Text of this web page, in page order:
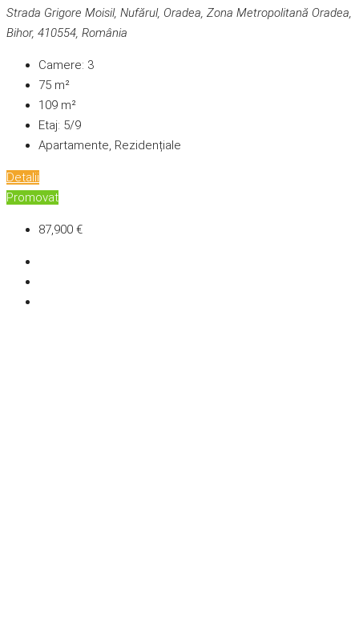
Strada Grigore Moisil, Nufărul, Oradea, Zona Metropolitană Oradea,
Bihor, 410554, România
Camere: 3
75 m²
109 m²
Etaj: 5/9
Apartamente, Rezidențiale
Detalii
Promovat
87,900 €